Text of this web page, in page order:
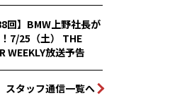
回】BMW上野社長が
7/25（土） THE
WEEKLY放送予告
スタッフ通信一覧へ